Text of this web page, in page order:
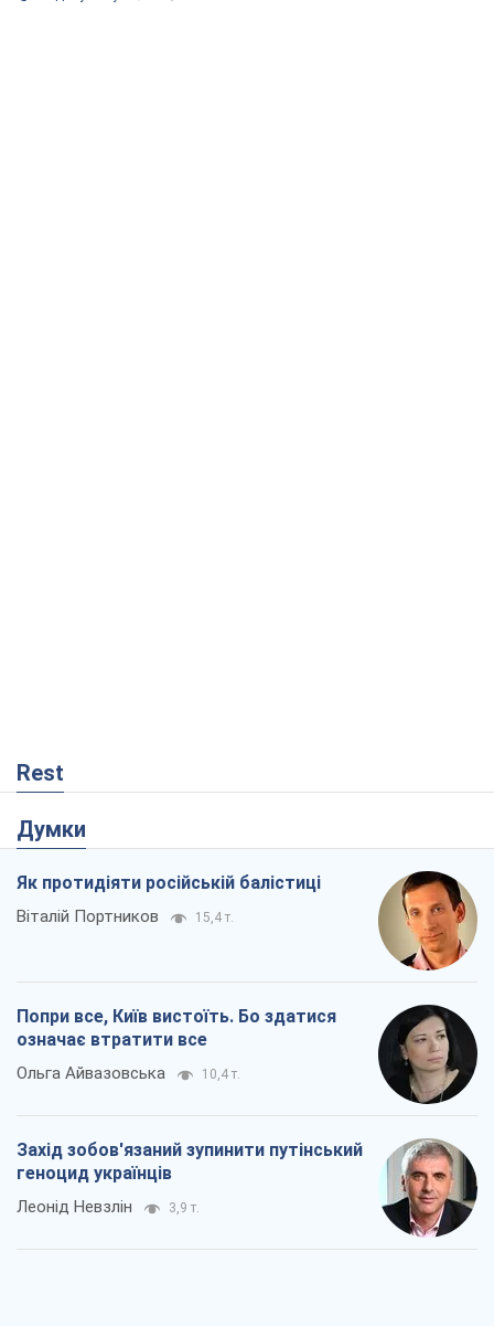
Rest
Думки
Як протидіяти російській балістиці
Віталій Портников 15,4 т.
Попри все, Київ вистоїть. Бо здатися
означає втратити все
Ольга Айвазовська 10,4 т.
Захід зобов'язаний зупинити путінський
геноцид українців
Леонід Невзлін 3,9 т.